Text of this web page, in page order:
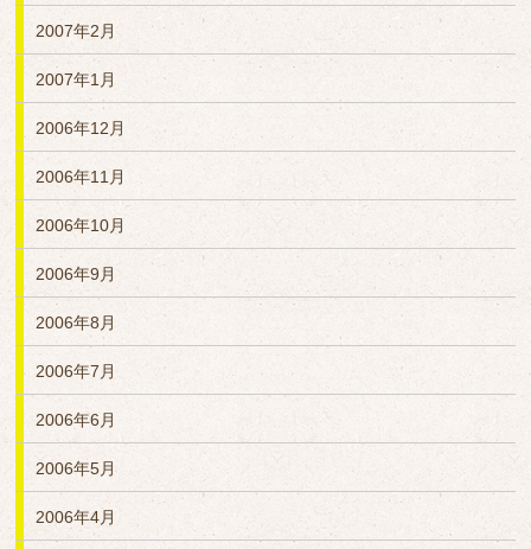
2007年2月
2007年1月
2006年12月
2006年11月
2006年10月
2006年9月
2006年8月
2006年7月
2006年6月
2006年5月
2006年4月